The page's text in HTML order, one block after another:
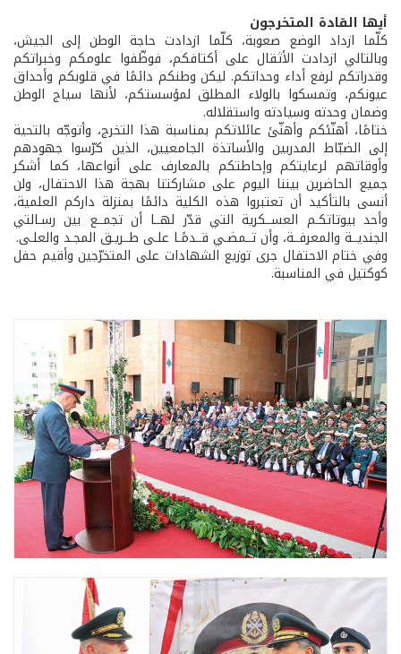
أيها القادة المتخرجون
كلّما ازداد الوضع صعوبة، كلّما ازدادت حاجة الوطن إلى الجيش،
وبالتالي ازدادت الأثقال على أكتافكم، فوظّفوا علومكم وخبراتكم
وقدراتكم لرفع أداء وحداتكم. ليكن وطنكم دائمًا في قلوبكم وأحداق
عيونكم، وتمسكوا بالولاء المطلق لمؤسستكم، لأنها سياج الوطن
وضمان وحدته وسيادته واستقلاله.
ختامًا، أهنّئكم وأهنّئ عائلاتكم بمناسبة هذا التخرج، وأتوجّه بالتحية
إلى الضبّاط المدربين والأساتذة الجامعيين، الذين كرّسوا جهودهم
وأوقاتهم لرعايتكم وإحاطتكم بالمعارف على أنواعها، كما أشكر
جميع الحاضرين بيننا اليوم على مشاركتنا بهجة هذا الاحتفال، ولن
أنسى بالتأكيد أن تعتبروا هذه الكلية دائمًا بمنزلة داركم العلمية،
وأحد بيوتاتكـم العســكرية التي قدّر لهــا أن تجمــع بين رسـالتي
الجنديــة والمعرفــة، وأن تــمضـي قــدمًـا علـى طــريـق المجـد والعلـى.
وفي ختام الاحتفال جرى توزيع الشهادات على المتخرّجين وأقيم حفل
كوكتيل في المناسبة.